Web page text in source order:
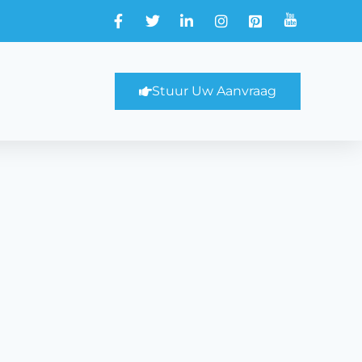
Stuur Uw Aanvraag